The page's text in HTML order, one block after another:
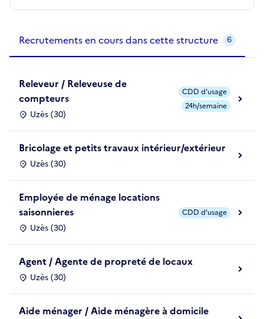
Recrutements en cours dans cette structure 6
Releveur / Releveuse de
compteurs
Uzès (30)
CDD d'usage
24h/semaine
Bricolage et petits travaux intérieur/extérieur
Uzès (30)
Employée de ménage locations
saisonnieres
Uzès (30)
CDD d'usage
Agent / Agente de propreté de locaux
Uzès (30)
Aide ménager / Aide ménagère à domicile